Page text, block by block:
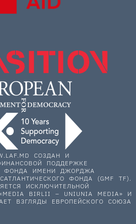
СОЗДАН И
ПОДДЕРЖКЕ
ФОНДА ИМЕНИ ДЖОРДЖА
ФОНДА (GMF TF).
ИСКЛЮЧИТЕЛЬНОЙ
BIRLII – UNIUNIA MEDIA» И
ВЗГЛЯДЫ ЕВРОПЕЙСКОГО СОЮЗА